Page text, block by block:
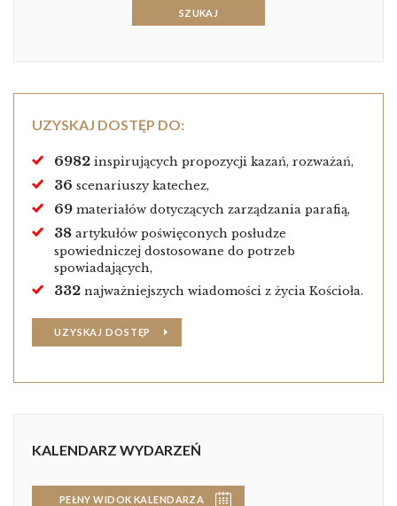
UZYSKAJ DOSTĘP DO:
6982 inspirujących propozycji kazań, rozważań,
36 scenariuszy katechez,
69 materiałów dotyczących zarządzania parafią,
38 artykułów poświęconych posłudze
spowiedniczej dostosowane do potrzeb
spowiadających,
332 najważniejszych wiadomości z życia Kościoła.
UZYSKAJ DOSTĘP
KALENDARZ WYDARZEŃ
PEŁNY WIDOK KALENDARZA